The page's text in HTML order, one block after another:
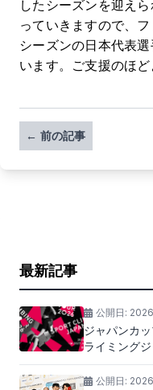
したシーズンを迎え
っていきますので、
シーズンの日本代表
います。ご支援のほ
← 前の記事
最新記事
公開日:
ジャパンカ
ライミング
公開日: